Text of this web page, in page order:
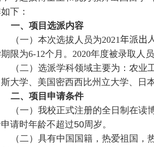
下：
一、项目选派内容
（一）本次选拔人员为2021年派出
限为6-12个月。 2020年度被录取人
（二）选派学科领域主要为：农
大学、美国密西西比州立大学、日
二、项目申请条件
（一）我校正式注册的全日制在
请时年龄不超过50周岁。
（二）具有中国国籍，热爱祖国